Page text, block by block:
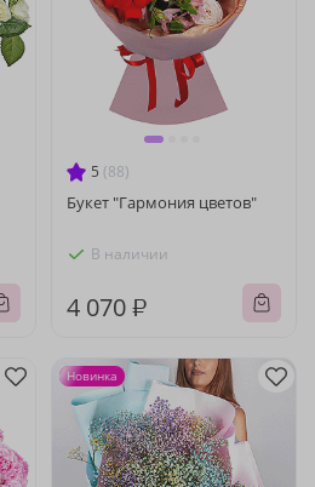
5 (88)
Букет "Гармония цветов"
В наличии
4 070 ₽
Новинка